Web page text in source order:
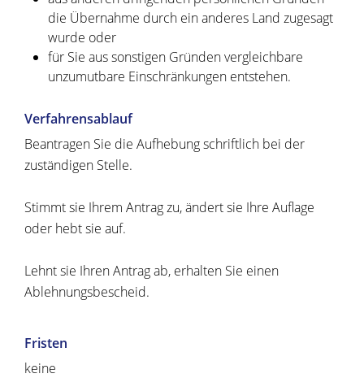
die Übernahme durch ein anderes Land zugesagt
wurde oder
für Sie aus sonstigen Gründen vergleichbare
unzumutbare Einschränkungen entstehen.
Verfahrensablauf
Beantragen Sie die Aufhebung schriftlich bei der
zuständigen Stelle.
Stimmt sie Ihrem Antrag zu, ändert sie Ihre Auflage
oder hebt sie auf.
Lehnt sie Ihren Antrag ab, erhalten Sie einen
Ablehnungsbescheid.
Fristen
keine